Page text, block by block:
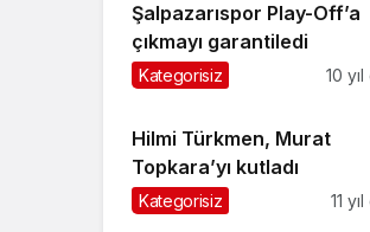
Şalpazarıspor Play-Off’a
çıkmayı garantiledi
Kategorisiz 10
Hilmi Türkmen, Murat
Topkara’yı kutladı
Kategorisiz 11